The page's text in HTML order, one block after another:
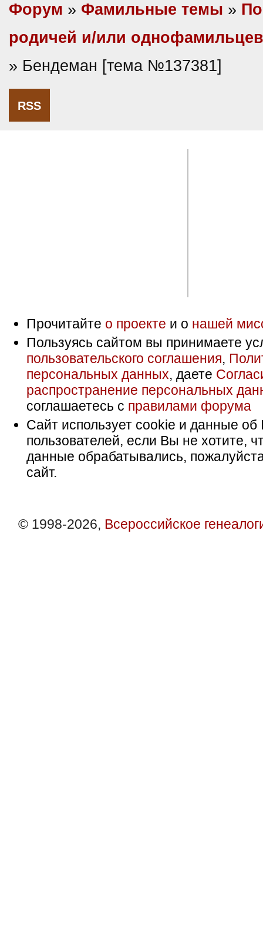
Форум » Фамильные темы »
родичей и/или однофамильцев
» Бендеман [тема №137381]
RSS
Прочитайте о проекте и о нашей
Пользуясь сайтом вы принимаете
пользовательского соглашения,
персональных данных, даете
распространение персональных
соглашаетесь с правилами форума
Сайт использует cookie и данные об
пользователей, если Вы не хотите,
данные обрабатывались,
сайт.
© 1998-2026, Всероссийское